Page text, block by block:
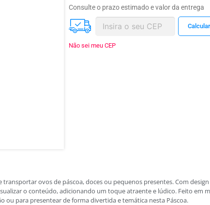
Consulte o prazo estimado e valor da entrega
Não sei meu CEP
ovos de páscoa, doces ou pequenos presentes. Com
o conteúdo, adicionando um toque atraente e lúdico. Feito em
para presentear de forma divertida e temática nesta Páscoa.